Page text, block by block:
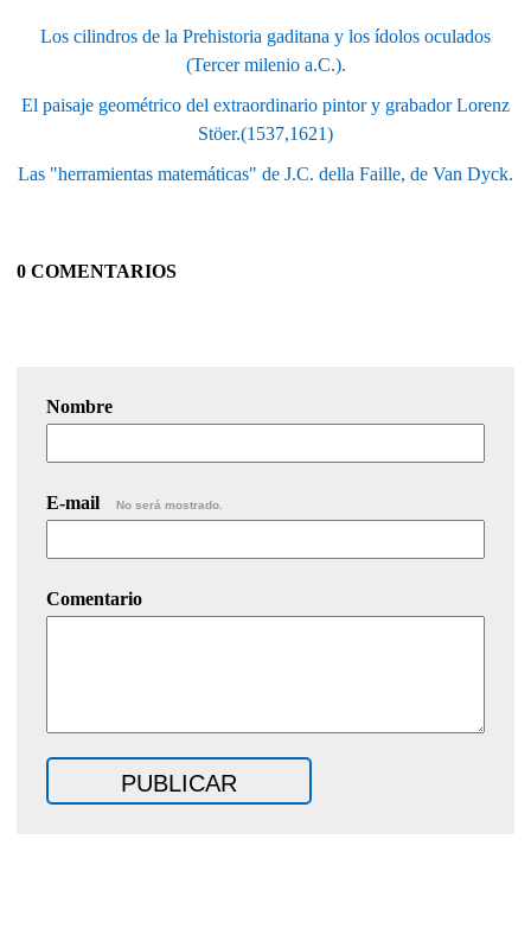
Los cilindros de la Prehistoria gaditana y los ídolos oculados
(Tercer milenio a.C.).
El paisaje geométrico del extraordinario pintor y grabador Lorenz
Stöer.(1537,1621)
Las "herramientas matemáticas" de J.C. della Faille, de Van Dyck.
0 COMENTARIOS
Nombre
E-mail No será mostrado.
Comentario